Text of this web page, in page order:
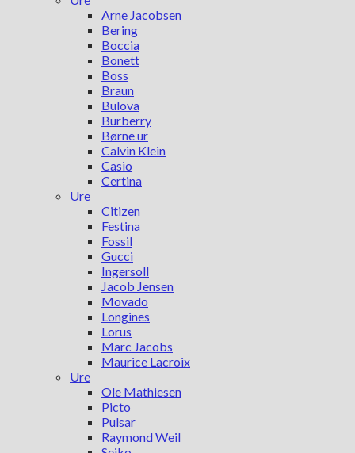
Arne Jacobsen
Bering
Boccia
Bonett
Boss
Braun
Bulova
Burberry
Børne ur
Calvin Klein
Casio
Certina
Ure
Citizen
Festina
Fossil
Gucci
Ingersoll
Jacob Jensen
Movado
Longines
Lorus
Marc Jacobs
Maurice Lacroix
Ure
Ole Mathiesen
Picto
Pulsar
Raymond Weil